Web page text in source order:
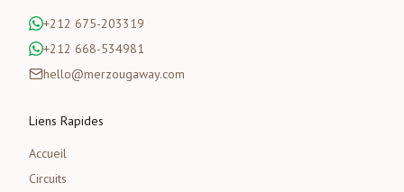
+212 675-203319
+212 668-534981
hello@merzougaway.com
Liens Rapides
Accueil
Circuits